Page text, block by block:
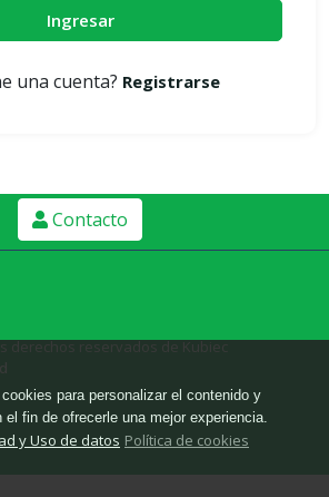
para personalizar el contenido y
fin de ofrecerle una mejor experiencia.
y Uso de datos Política de cookies
Ingresar
una cuenta? Registrarse
Contacto
derechos reservados de Kubiec